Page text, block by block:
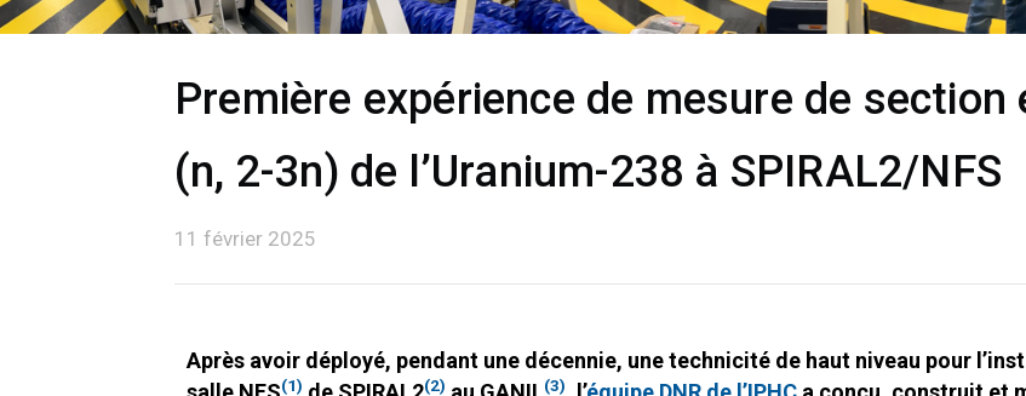
Première expérience de mesure de
(n, 2-3n) de l’Uranium-238 à SPIRAL2/NFS
11 février 2025
Après avoir déployé, pendant une décennie, une technicité de haut niveau pour
(1) (2) (3)